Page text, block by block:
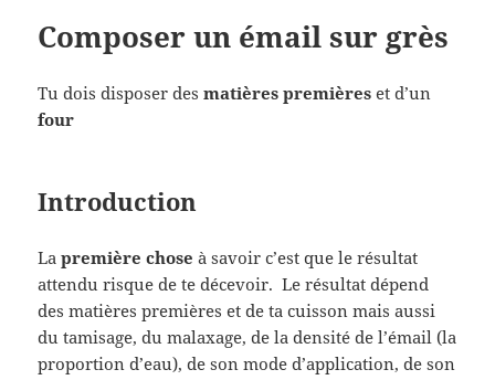
Composer un émail sur grès
Tu dois disposer desmatières premières et d’un
four
Introduction
Lapremière chose à savoir c’est que le résultat
attendu risque de te décevoir. Le résultat dépend
des matières premières et de ta cuisson mais aussi
du tamisage, du malaxage, de la densité de l’émail (la
proportion d’eau), de son mode d’application, de son